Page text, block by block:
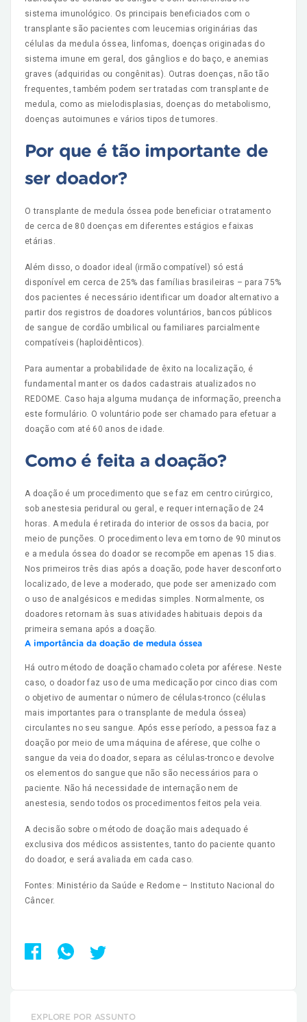
sistema imunológico. Os principais beneficiados com o
transplante são pacientes com leucemias originárias das
células da medula óssea, linfomas, doenças originadas do
sistema imune em geral, dos gânglios e do baço, e anemias
graves (adquiridas ou congênitas). Outras doenças, não tão
frequentes, também podem ser tratadas com transplante de
medula, como as mielodisplasias, doenças do metabolismo,
doenças autoimunes e vários tipos de tumores.
Por que é tão importante de
ser doador?
O transplante de medula óssea pode beneficiar o tratamento
de cerca de 80 doenças em diferentes estágios e faixas
etárias.
Além disso, o doador ideal (irmão compatível) só está
disponível em cerca de 25% das famílias brasileiras – para 75%
dos pacientes é necessário identificar um doador alternativo a
partir dos registros de doadores voluntários, bancos públicos
de sangue de cordão umbilical ou familiares parcialmente
compatíveis (haploidênticos).
Para aumentar a probabilidade de êxito na localização, é
fundamental manter os dados cadastrais atualizados no
REDOME. Caso haja alguma mudança de informação, preencha
este formulário. O voluntário pode ser chamado para efetuar a
doação com até 60 anos de idade.
Como é feita a doação?
A doação é um procedimento que se faz em centro cirúrgico,
sob anestesia peridural ou geral, e requer internação de 24
horas. A medula é retirada do interior de ossos da bacia, por
meio de punções. O procedimento leva em torno de 90 minutos
e a medula óssea do doador se recompõe em apenas 15 dias.
Nos primeiros três dias após a doação, pode haver desconforto
localizado, de leve a moderado, que pode ser amenizado com
o uso de analgésicos e medidas simples. Normalmente, os
doadores retornam às suas atividades habituais depois da
primeira semana após a doação.
A importância da doação de medula óssea
Há outro método de doação chamado coleta por aférese. Neste
caso, o doador faz uso de uma medicação por cinco dias com
o objetivo de aumentar o número de células-tronco (células
mais importantes para o transplante de medula óssea)
circulantes no seu sangue. Após esse período, a pessoa faz a
doação por meio de uma máquina de aférese, que colhe o
sangue da veia do doador, separa as células-tronco e devolve
os elementos do sangue que não são necessários para o
paciente. Não há necessidade de internação nem de
anestesia, sendo todos os procedimentos feitos pela veia.
A decisão sobre o método de doação mais adequado é
exclusiva dos médicos assistentes, tanto do paciente quanto
do doador, e será avaliada em cada caso.
Fontes: Ministério da Saúde e Redome – Instituto Nacional do
Câncer.
EXPLORE POR ASSUNTO